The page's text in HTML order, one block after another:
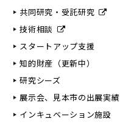
共同研究・受託研究
技術相談
スタートアップ支援
知的財産（更新中）
研究シーズ
展示会、見本市の出展実績
インキュベーション施設